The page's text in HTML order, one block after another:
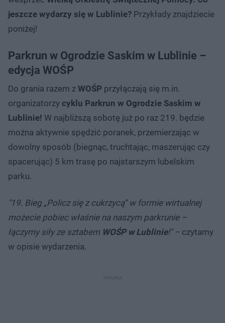
jeszcze wydarzy się w Lublinie? Przykłady znajdziecie
poniżej!
Parkrun w Ogrodzie Saskim w Lublinie –
edycja WOŚP
Do grania razem z WOŚP przyłączają się m.in.
organizatorzy cyklu Parkrun w Ogrodzie Saskim w
Lublinie! W najbliższą sobotę już po raz 219. będzie
można aktywnie spędzić poranek, przemierzając w
dowolny sposób (biegnąc, truchtając, maszerując czy
spacerując) 5 km trasę po najstarszym lubelskim
parku.
"19. Bieg „Policz się z cukrzycą” w formie wirtualnej
możecie pobiec właśnie na naszym parkrunie –
łączymy siły ze sztabem WOŚP w Lublinie!" – czytamy
w opisie wydarzenia.